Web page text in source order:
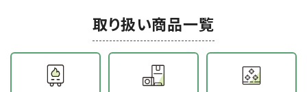
取り扱い商品一覧